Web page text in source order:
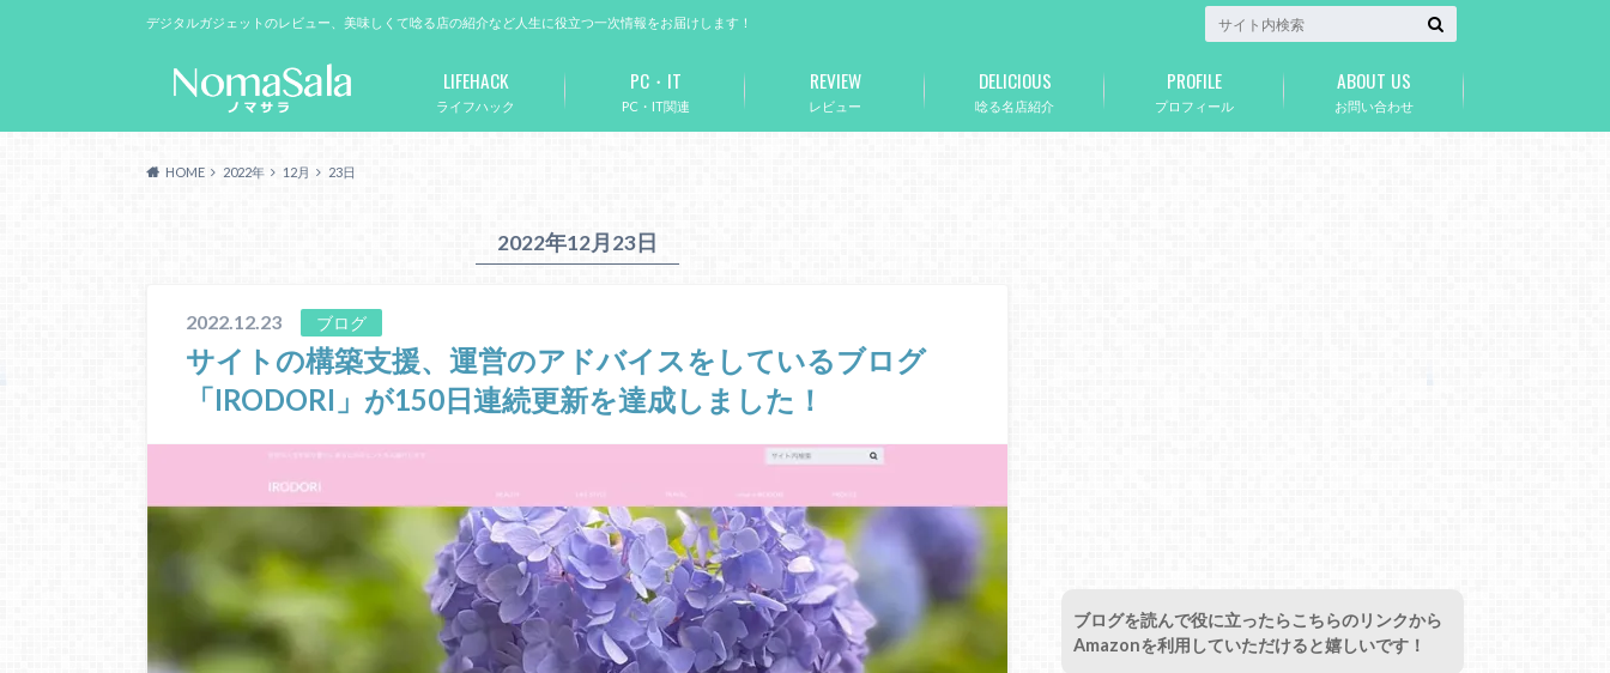
デジタルガジェットのレビュー、美味しくて唸る店の紹介など人生に役立つ一次情報をお届けします！
ライフハック
LIFEHACK
PC・IT関連
PC・IT
レビュー
REVIEW
唸る名店紹介
DELICIOUS
プロフィール
PROFILE
お問い合わせ
ABOUT US
HOME 2022年 12月 23日
2022年12月23日
2022.12.23 ブログ
サイトの構築支援、運営のアドバイスをしているブログ
「IRODORI」が150日連続更新を達成しました！
ブログを読んで役に立ったらこちらのリンクから
Amazonを利用していただけると嬉しいです！